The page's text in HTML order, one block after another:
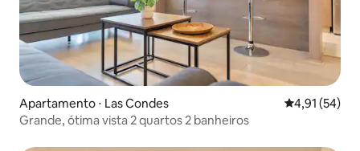
Apartamento ⋅ Las Condes 4,91 de uma
4,91 (54)
Grande, ótima vista 2 quartos 2 banheiros